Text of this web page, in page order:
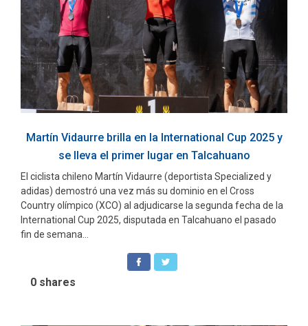
Martín Vidaurre brilla en la International Cup 2025 y
se lleva el primer lugar en Talcahuano
El ciclista chileno Martín Vidaurre (deportista Specialized y
adidas) demostró una vez más su dominio en el Cross
Country olímpico (XCO) al adjudicarse la segunda fecha de la
International Cup 2025, disputada en Talcahuano el pasado
fin de semana...
0 shares